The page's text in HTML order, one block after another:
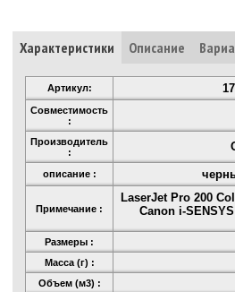
Характеристики Описание
Артикул:
Совместимость
:
Производитель
:
описание :
Примечание :
LaserJet Pro 200
Canon i-
Размеры :
Масса (г) :
Объем (м3) :